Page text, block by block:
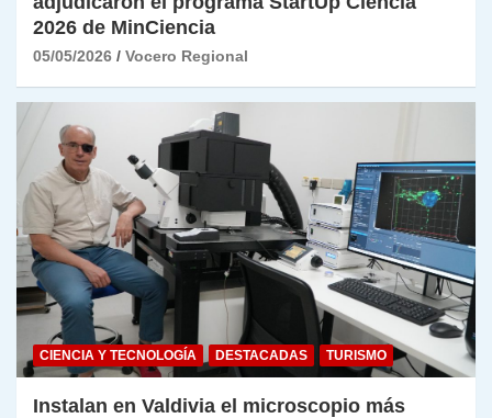
2026 de MinCiencia
05/05/2026 Vocero Regional
CIENCIA Y TECNOLOGÍA DESTACADAS TURISMO
Instalan en Valdivia el microscopio más